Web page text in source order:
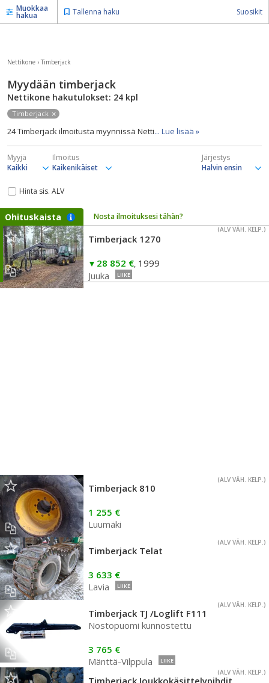
Muokkaa
hakua Tallenna haku Suosikit
Nettikone › Timberjack
Myydään timberjack
Nettikone hakutulokset: 24 kpl
Timberjack
24 Timberjack ilmoitusta myynnissä Netti... Lue lisää »
Myyjä Ilmoitus Järjestys
Hinta sis. ALV
Ohituskaista Nosta ilmoituksesi tähän?
(ALV VÄH. KELP.)
Timberjack 1270
28 852 €, 1999
Juuka
LIIKE
(ALV VÄH. KELP.)
Timberjack 810
1 255 €
Luumäki
(ALV VÄH. KELP.)
Timberjack Telat
3 633 €
Lavia
LIIKE
(ALV VÄH. KELP.)
Timberjack TJ /Loglift F111
Nostopuomi kunnostettu
3 765 €
Mänttä-Vilppula
LIIKE
(ALV VÄH. KELP.)
Timberjack Joukkokäsittelypihdit